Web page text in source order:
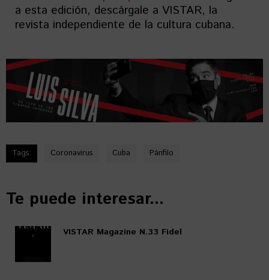
a esta edición, descárgale a VISTAR, la
revista independiente de la cultura cubana.
Tags: Coronavirus Cuba Pánfilo
Te puede interesar...
VISTAR Magazine N.33 Fidel